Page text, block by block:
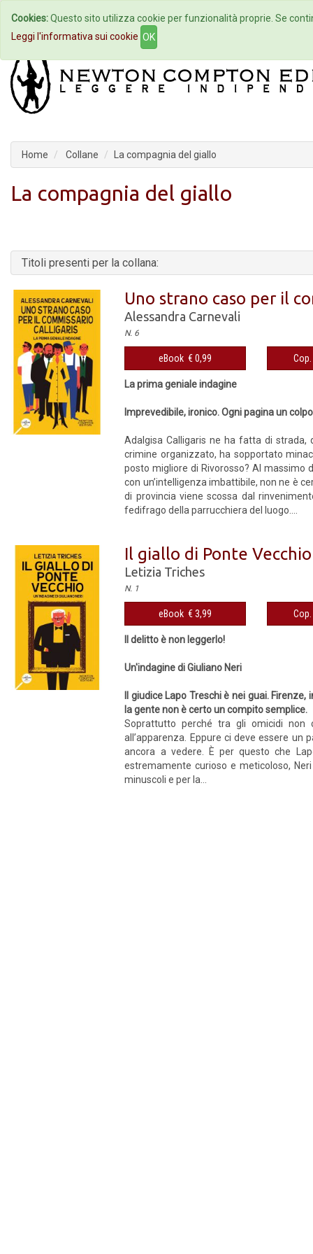
Home Autori Eventi
Home Collane La compagnia del giallo
La compagnia del giallo
Titoli presenti per la collana:
Uno strano caso per il
Alessandra Carnevali
N. 6
eBook € 0,99
La prima geniale indagine
Imprevedibile, ironico. Ogni pagina un
Adalgisa Calligaris ne ha fatta di strada,
crimine organizzato, ha sopportato
posto migliore di Rivorosso? Al massimo
con un’intelligenza imbattibile, non ne è
di provincia viene scossa dal
fedifrago della parrucchiera del luogo....
Il giallo di Ponte Vecchio
Letizia Triches
N. 1
eBook € 3,99
Il delitto è non leggerlo!
Un'indagine di Giuliano Neri
Il giudice Lapo Treschi è nei guai.
la gente non è certo un compito semplice.
Soprattutto perché tra gli omicidi non
all’apparenza. Eppure ci deve essere
ancora a vedere. È per questo che
estremamente curioso e meticoloso,
minuscoli e per la...
Cookies:Questo sito utilizza cookie per funzionalità proprie. Se
Leggi l'informativa sui cookie OK